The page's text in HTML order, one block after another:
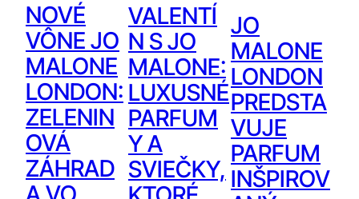
NOVÉ
VÔNE JO
MALONE
LONDON:
ZELENIN
OVÁ
ZÁHRAD
VALENTÍ
N S JO
MALONE:
LUXUSNÉ
PARFUM
Y A
SVIEČKY,
JO
MALONE
LONDON
PREDSTA
VUJE
PARFUM
INŠPIROV